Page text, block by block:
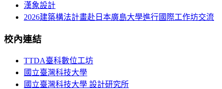
漢象設計
2026建築構法計畫赴日本廣島大學進行國際工作坊交流
校內連結
TTDA臺科數位工坊
國立臺灣科技大學
國立臺灣科技大學 設計研究所